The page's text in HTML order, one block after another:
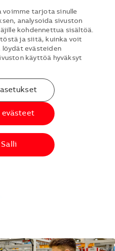
voimme tarjota sinulle
analysoida sivuston
kohdennettua sisältöä.
ja siitä, kuinka voit
löydät evästeiden
käyttöä hyväksyt
evästeet
Salli